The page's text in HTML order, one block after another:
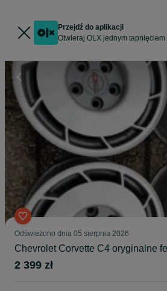
Przejdź do aplikacji
Otwieraj OLX jednym tapnięciem
Odświeżono dnia 05 sierpnia 2026
Chevrolet Corvette C4 oryginalne
2 399 zł